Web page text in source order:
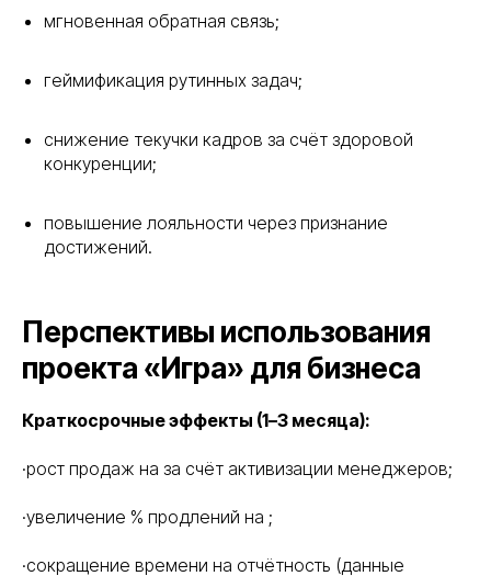
мгновенная обратная связь;
геймификация рутинных задач;
снижение текучки кадров за счёт здоровой
конкуренции;
повышение лояльности через признание
достижений.
Перспективы использования
проекта «Игра» для бизнеса
Краткосрочные эффекты (1–3 месяца):
·рост продаж на за счёт активизации менеджеров;
·увеличение % продлений на ;
·сокращение времени на отчётность (данные